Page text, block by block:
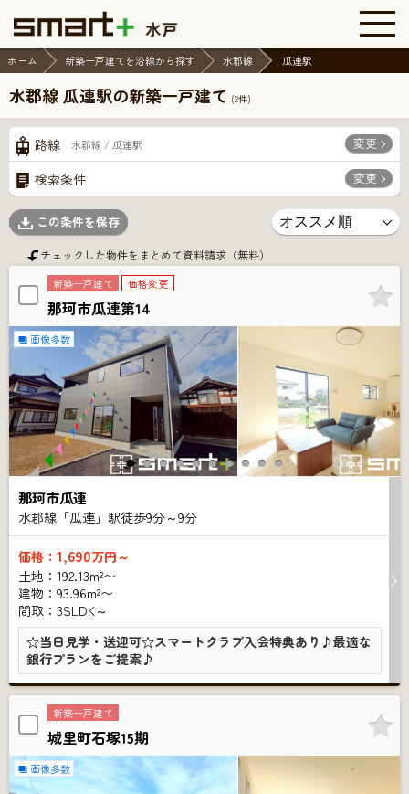
ホーム 新築一戸建てを沿線から探す 水郡線 瓜連駅
水郡線 瓜連駅の新築一戸建て (2件)
路線 水郡線 / 瓜連駅 変更
検索条件 変更
この条件を保存
チェックした物件をまとめて資料請求（無料）
新築一戸建て 価格変更
那珂市瓜連第14
画像多数
那珂市瓜連
水郡線「瓜連」駅徒歩9分～9分
価格： 1,690万円～
土地：192.13m²〜
建物：93.96m²〜
間取：3SLDK～
☆当日見学・送迎可☆スマートクラブ入会特典あり♪最適な
銀行プランをご提案♪
新築一戸建て
城里町石塚15期
画像多数